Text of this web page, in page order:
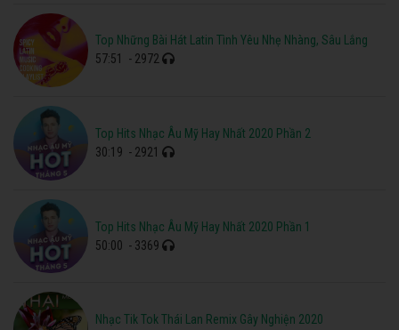
Top Những Bài Hát Latin Tình Yêu Nhẹ Nhàng, Sâu Lắng
57:51
- 2972
Top Hits Nhạc Âu Mỹ Hay Nhất 2020 Phần 2
30:19 - 2921
Top Hits Nhạc Âu Mỹ Hay Nhất 2020 Phần 1
50:00 - 3369
Nhạc Tik Tok Thái Lan Remix Gây Nghiện 2020